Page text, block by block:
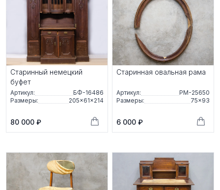
Старинный немецкий
буфет
Артикул:
БФ-16486
Размеры:
205×61×214
80 000 ₽
Старинная овальная рама
Артикул:
РМ-25650
Размеры:
75×93
6 000 ₽